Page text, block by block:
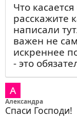
Что
расскажите
написали
важен не
искреннее
- это
Александра
Спаси Господи!